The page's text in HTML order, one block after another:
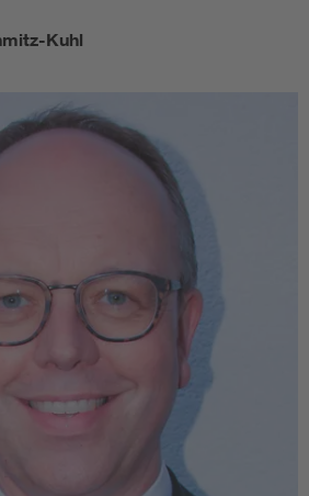
Kuhl